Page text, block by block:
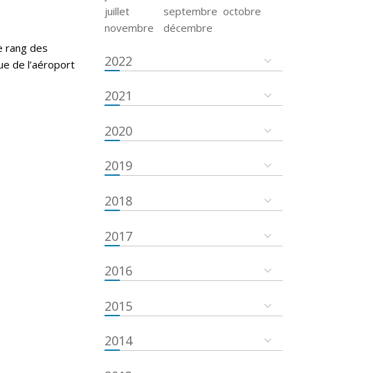
rang des
de l’aéroport
juillet
septembre octobre
novembre
décembre
2022
2021
2020
2019
2018
2017
2016
2015
2014